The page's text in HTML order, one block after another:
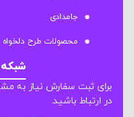
جامدادی
محصولات طرح دلخواه
برای ثبت سفارش نیاز به
در ارتباط باشید.